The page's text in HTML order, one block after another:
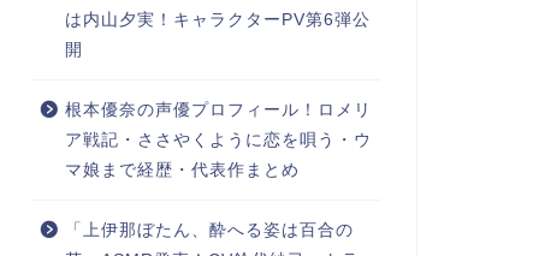
は内山夕実！キャラクターPV第6弾公
開
根本優奈の声優プロフィール！ロメリ
ア戦記・ささやくように恋を唄う・ウ
マ娘まで経歴・代表作まとめ
「上伊那ぼたん、酔へる姿は百合の